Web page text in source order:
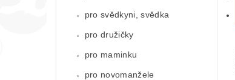
pro svědkyni, svědka
pro družičky
pro maminku
pro novomanžele